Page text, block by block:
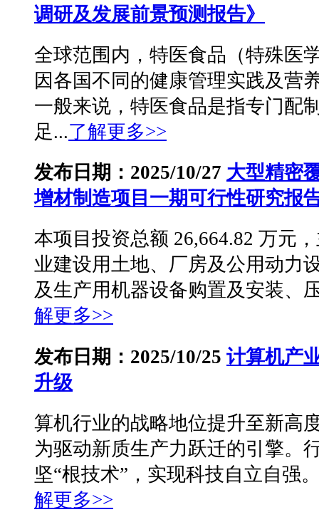
调研及发展前景预测报告》
全球范围内，特医食品（特殊医
因各国不同的健康管理实践及营
一般来说，特医食品是指专门配
足...了解更多>>
发布日期：2025/10/27 大型精密
增材制造项目一期可行性研究报
本项目投资总额 26,664.82 万元
业建设用土地、厂房及公用动力
及生产用机器设备购置及安装、
解更多>>
发布日期：2025/10/25 计算机产
升级
算机行业的战略地位提升至新高
为驱动新质生产力跃迁的引擎。
坚“根技术”，实现科技自立自强
解更多>>